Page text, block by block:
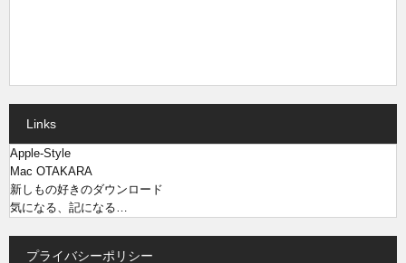
Links
Apple-Style
Mac OTAKARA
新しもの好きのダウンロード
気になる、記になる…
プライバシーポリシー